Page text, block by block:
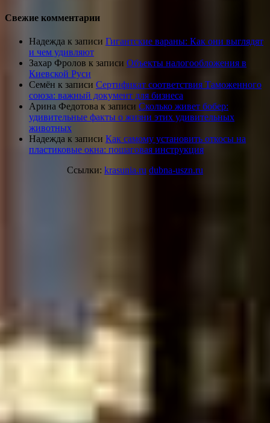
Свежие комментарии
Надежда к записи Гигантские вараны: Как они выглядят
и чем удивляют
Захар Фролов к записи Объекты налогообложения в
Киевской Руси
Семён к записи Сертификат соответствия Таможенного
союза: важный документ для бизнеса
Арина Федотова к записи Сколько живет бобер:
удивительные факты о жизни этих удивительных
животных
Надежда к записи Как самому установить откосы на
пластиковые окна: пошаговая инструкция
Ссылки: krasunia.ru dubna-uszn.ru